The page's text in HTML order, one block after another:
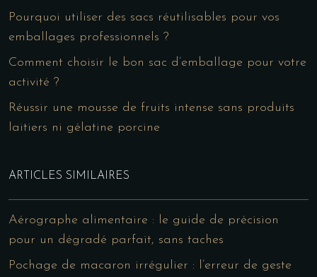
Pourquoi utiliser des sacs réutilisables pour vos
emballages professionnels ?
Comment choisir le bon sac d’emballage pour votre
activité ?
Réussir une mousse de fruits intense sans produits
laitiers ni gélatine porcine
ARTICLES SIMILAIRES
Aérographe alimentaire : le guide de précision
pour un dégradé parfait, sans taches
Pochage de macaron irrégulier : l’erreur de geste